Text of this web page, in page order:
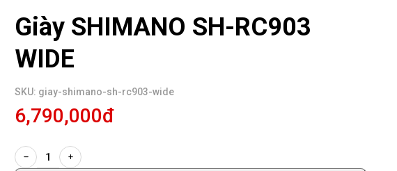
Giày SHIMANO SH-RC903
WIDE
SKU: giay-shimano-sh-rc903-wide
6,790,000đ